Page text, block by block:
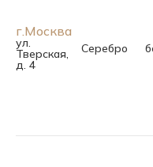
г.Москва
ул.
Тверская,
д. 4
Серебро